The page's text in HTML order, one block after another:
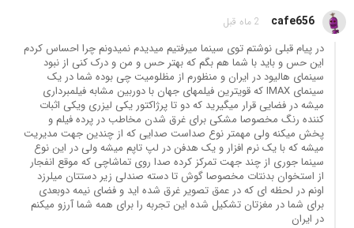
cafe656 2 ماه قبل
در پیام قبلی نوشتم توی سینما میرفتیم میدیدم نمیدونم چرا احساس کردم
این حس و باید با شما هم بگم که بهتر حس و من و درک کنی از نبود
سینمای هالیود در ایران و منظورم از مظلومیت چی بوده شما در یک
سینمای IMAX که قویترین فیلمهای جهان با دوربین مشابه فیلمبرداری
میشه در فضایی قرار میگیرید که دو تا پرژاکتور یکی لیزری ویکی اثبات
کننده رنگ مخصوصا مشکی برای غرق شدن مخاطب در پرده فیلم و
پخش میکنه ولی مهمتر نوع صداست صدایی که از چندین جهت مدیریت
میشه که با یک نرم افزار و یک هدفن در لپ تاپم میشه ولی در این نوع
سینما جوری از چند جهت تمرکز کرده صدا روی تماشاچی که موقع انفجار
از استخوان بدنتات مخصوصا گوش تا دسته صندلی زیر دستتان میلرزد
اونم در لحظه ای که در عمق تصویر غرق شده اید و فضای نیمه دوبعدی
برای شما در مغزتان تشکیل شده این تجربه را برای همه شما آرزو میکنم
در ایران